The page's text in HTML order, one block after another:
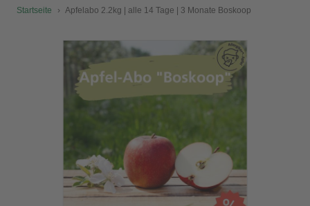
Startseite › Apfelabo 2.2kg | alle 14 Tage | 3 Monate Boskoop